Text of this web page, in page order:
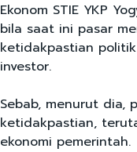
Ekonom STIE YKP
bila saat ini pasar
ketidakpastian
investor.
Sebab, menurut dia,
ketidakpastian,
ekonomi pemerintah.